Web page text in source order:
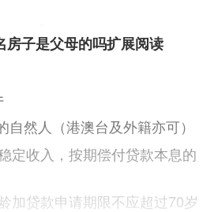
房子是父母的吗扩展阅读
自然人（港澳台及外籍亦可）
定收入，按期偿付贷款本息的
加贷款申请期限不应超过70岁